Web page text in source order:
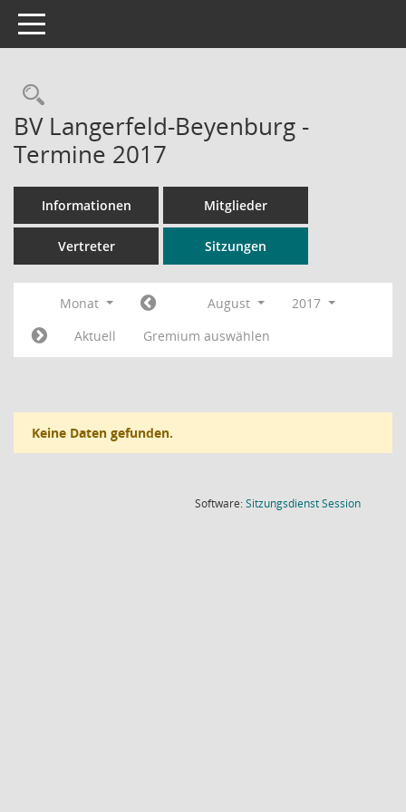
Toggle navigation
Rechercheauswahl
BV Langerfeld-Beyenburg -
Termine 2017
Informationen Mitglieder
Vertreter Sitzungen
Monat August
2017
Aktuell
Gremium auswählen
Keine Daten gefunden.
Software:SitzungsdienstSession(Wird in